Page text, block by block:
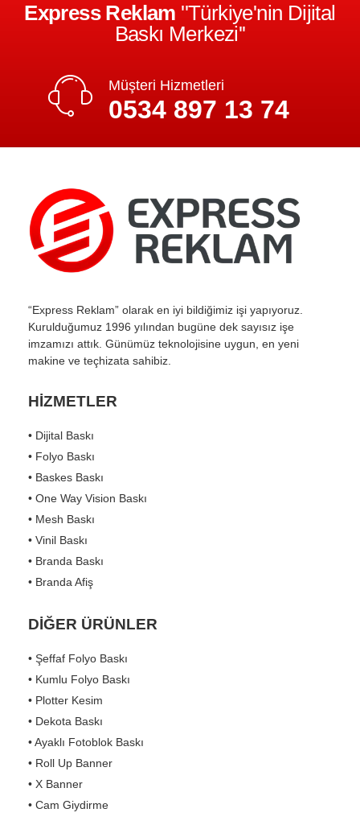
Express Reklam ''Türkiye'nin Dijital
Baskı Merkezi''
Müşteri Hizmetleri
0534 897 13 74
“Express Reklam” olarak en iyi bildiğimiz işi yapıyoruz.
Kurulduğumuz 1996 yılından bugüne dek sayısız işe
imzamızı attık. Günümüz teknolojisine uygun, en yeni
makine ve teçhizata sahibiz.
HİZMETLER
• Dijital Baskı
• Folyo Baskı
• Baskes Baskı
• One Way Vision Baskı
• Mesh Baskı
• Vinil Baskı
• Branda Baskı
• Branda Afiş
DİĞER ÜRÜNLER
• Şeffaf Folyo Baskı
• Kumlu Folyo Baskı
• Plotter Kesim
• Dekota Baskı
• Ayaklı Fotoblok Baskı
• Roll Up Banner
• X Banner
• Cam Giydirme